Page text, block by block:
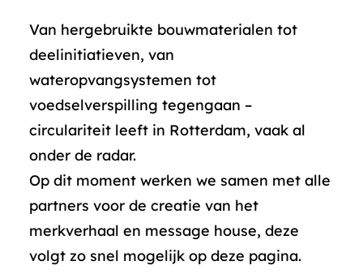
Van hergebruikte bouwmaterialen tot
deelinitiatieven, van
wateropvangsystemen tot
voedselverspilling tegengaan –
circulariteit leeft in Rotterdam, vaak al
onder de radar.
Op dit moment werken we samen met alle
partners voor de creatie van het
merkverhaal en message house, deze
volgt zo snel mogelijk op deze pagina.